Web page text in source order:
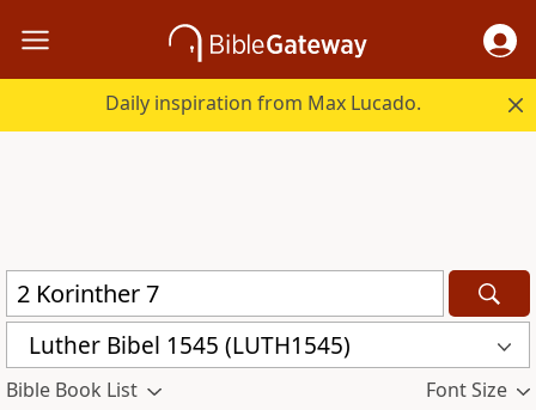
Daily inspiration from Max Lucado.
Luther Bibel 1545 (LUTH1545)
Bible Book List Font Size